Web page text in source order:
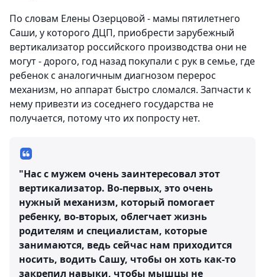
По словам Елены Озерцовой - мамы пятилетнего
Саши, у которого ДЦП, приобрести зарубежный
вертикализатор российского производства они не
могут - дорого, год назад покупали с рук в семье, где
ребенок с аналогичным диагнозом перерос
механизм, но аппарат быстро сломался. Запчасти к
нему привезти из соседнего государства не
получается, потому что их попросту нет.
"Нас с мужем очень заинтересовал этот
вертикализатор. Во-первых, это очень
нужный механизм, который помогает
ребенку, во-вторых, облегчает жизнь
родителям и специалистам, которые
занимаются, ведь сейчас нам приходится
носить, водить Сашу, чтобы он хоть как-то
закрепил навыки, чтобы мышцы не